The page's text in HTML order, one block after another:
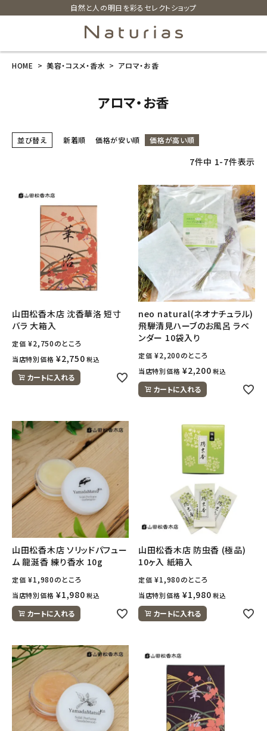
自然と人の明日を彩るセレクトショップ
新商品
美容・コスメ・香水
衛生用品
日用品雑貨
インナー・下着・ナイトウェア
キッズ・ベビー・マタニティ
キッチン用品
フード・ドリンク
ブランド
定期購入
オリジナルブランド
ナチュラムーン
エコメイト
アルマウィン
アルモニベルツ
コラム・スタッフのおすすめ
HOME 美容・コスメ・香水 アロマ・お香
アロマ・お香
並び替え 新着順 価格が安い順 価格が高い順
7件中 1-7件表示
山田松香木店 沈香華洛 短寸
バラ 大箱入
定価 ¥2,750のところ
当店特別価格 ¥2,750 税込
カートに入れる
neo natural(ネオナチュラル)
飛騨清見ハーブのお風呂 ラベ
ンダー 10袋入り
定価 ¥2,200のところ
当店特別価格 ¥2,200 税込
カートに入れる
山田松香木店 ソリッドパフュー
ム 龍涎香 練り香水 10g
定価 ¥1,980のところ
当店特別価格 ¥1,980 税込
カートに入れる
山田松香木店 防虫香 (極品)
10ヶ入 紙箱入
定価 ¥1,980のところ
当店特別価格 ¥1,980 税込
カートに入れる